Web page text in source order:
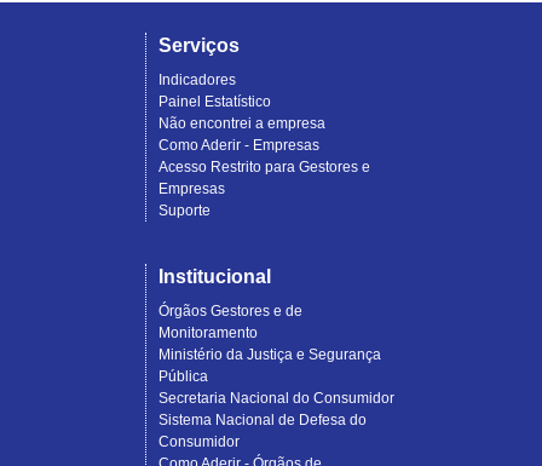
Serviços
Indicadores
Painel Estatístico
Não encontrei a empresa
Como Aderir - Empresas
Acesso Restrito para Gestores e
Empresas
Suporte
Institucional
Órgãos Gestores e de
Monitoramento
Ministério da Justiça e Segurança
Pública
Secretaria Nacional do Consumidor
Sistema Nacional de Defesa do
Consumidor